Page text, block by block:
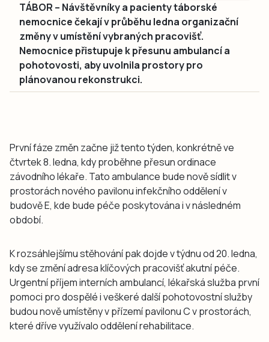
TÁBOR – Návštěvníky a pacienty táborské
nemocnice čekají v průběhu ledna organizační
změny v umístění vybraných pracovišť.
Nemocnice přistupuje k přesunu ambulancí a
pohotovosti, aby uvolnila prostory pro
plánovanou rekonstrukci.
První fáze změn začne již tento týden, konkrétně ve
čtvrtek 8. ledna, kdy proběhne přesun ordinace
závodního lékaře. Tato ambulance bude nově sídlit v
prostorách nového pavilonu infekčního oddělení v
budově E, kde bude péče poskytována i v následném
období.
K rozsáhlejšímu stěhování pak dojde v týdnu od 20. ledna,
kdy se změní adresa klíčových pracovišť akutní péče.
Urgentní příjem interních ambulancí, lékařská služba první
pomoci pro dospělé i veškeré další pohotovostní služby
budou nově umístěny v přízemí pavilonu C v prostorách,
které dříve využívalo oddělení rehabilitace.